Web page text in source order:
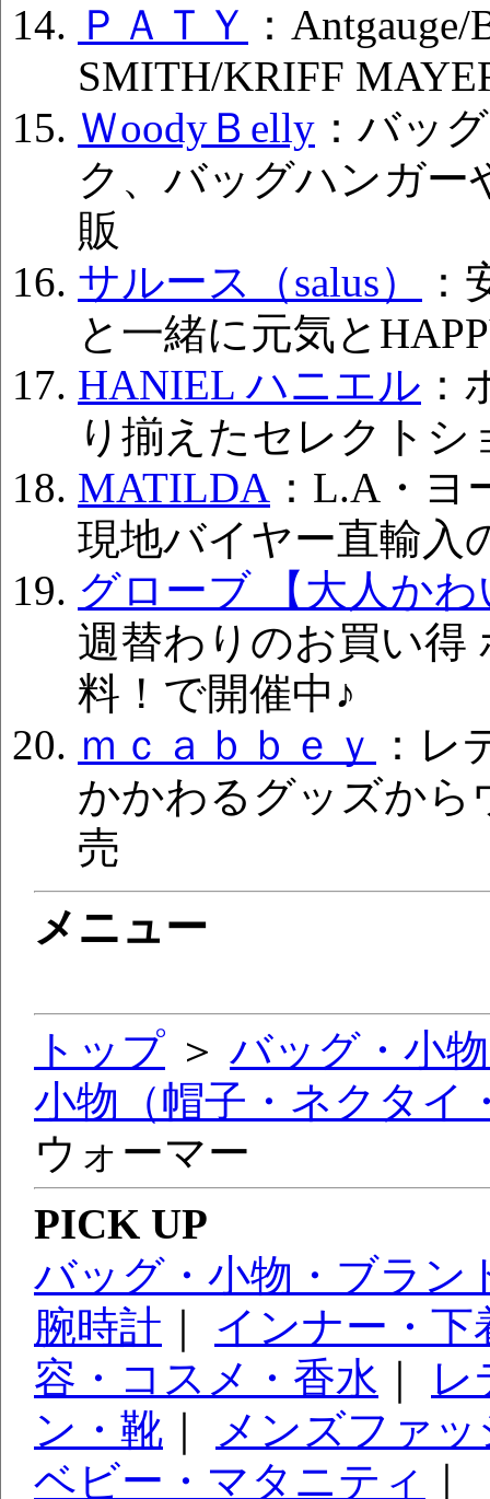
ＰＡＴＹ
：
SMITH/KRIFF
ＷoodyＢelly ：バッ
ク、バッグハンガー
販
サルース（salus）
と一緒に元気と
HANIEL ハニエル
り揃えたセレクトシ
MATILDA ：L.A・
現地バイヤー直輸入
グローブ 【大人か
週替わりのお買い得
料！で開催中♪
ｍｃａｂｂｅｙ
：レ
かかわるグッズから
売
メニュー
トップ ＞ バッグ・小
小物（帽子・ネクタイ
ウォーマー
PICK UP
バッグ・小物・ブラン
腕時計
インナー・
容・コスメ・香水
レ
ン・靴
メンズファ
ベビー・マタニティ